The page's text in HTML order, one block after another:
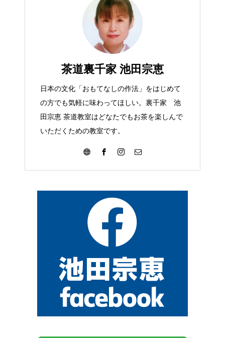
茶道裏千家 池田宗恵
日本の文化「おもてなしの作法」をはじめて
の方でも気軽に味わってほしい。裏千家 池
田宗恵 茶道教室はどなたでもお茶を楽しんで
いただくための教室です。